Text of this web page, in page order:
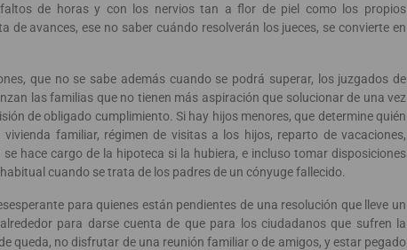
de horas y con los nervios tan a flor de piel como los propios
avances, ese no saber cuándo resolverán los jueces, se convierte en
que no se sabe además cuando se podrá superar, los juzgados de
las familias que no tienen más aspiración que solucionar de una vez
de obligado cumplimiento. Si hay hijos menores, que determine quién
familiar, régimen de visitas a los hijos, reparto de vacaciones,
hace cargo de la hipoteca si la hubiera, e incluso tomar disposiciones
cuando se trata de los padres de un cónyuge fallecido.
para quienes están pendientes de una resolución que lleve un
para darse cuenta de que para los ciudadanos que sufren la
queda, no disfrutar de una reunión familiar o de amigos, y estar pegado